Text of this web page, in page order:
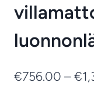
€756.00 – €